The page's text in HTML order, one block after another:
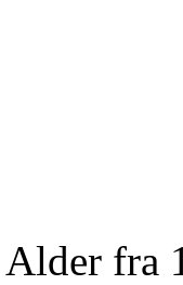
fra